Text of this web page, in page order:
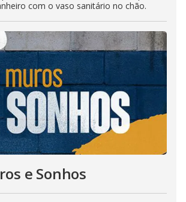
com o vaso sanitário no chão.
e Sonhos